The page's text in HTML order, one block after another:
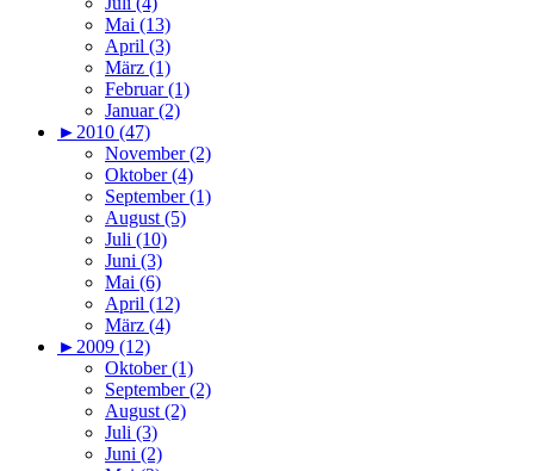
Mai (13)
April (3)
März (1)
Februar (1)
Januar (2)
►2010 (47)
November (2)
Oktober (4)
September (1)
August (5)
Juli (10)
Juni (3)
Mai (6)
April (12)
März (4)
►2009 (12)
Oktober (1)
September (2)
August (2)
Juli (3)
Juni (2)